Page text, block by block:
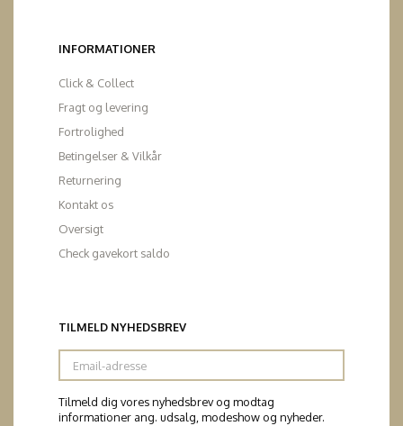
INFORMATIONER
Click & Collect
Fragt og levering
Fortrolighed
Betingelser & Vilkår
Returnering
Kontakt os
Oversigt
Check gavekort saldo
TILMELD NYHEDSBREV
Email-
adresse
Tilmeld dig vores nyhedsbrev og modtag
informationer ang. udsalg, modeshow og nyheder.